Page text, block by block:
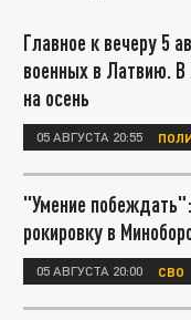
Главное к вечеру 5
военных в Латвию. В
на осень
05 АВГУСТА 20:55
"Умение
рокировку в
05 АВГУСТА 20:00 СВО